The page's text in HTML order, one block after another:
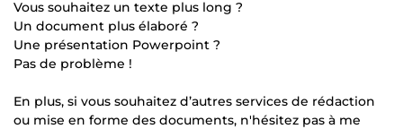
Vous souhaitez un texte plus long ?
Un document plus élaboré ?
Une présentation Powerpoint ?
Pas de problème !
En plus, si vous souhaitez d’autres services de rédaction
ou mise en forme des documents, n'hésitez pas à me